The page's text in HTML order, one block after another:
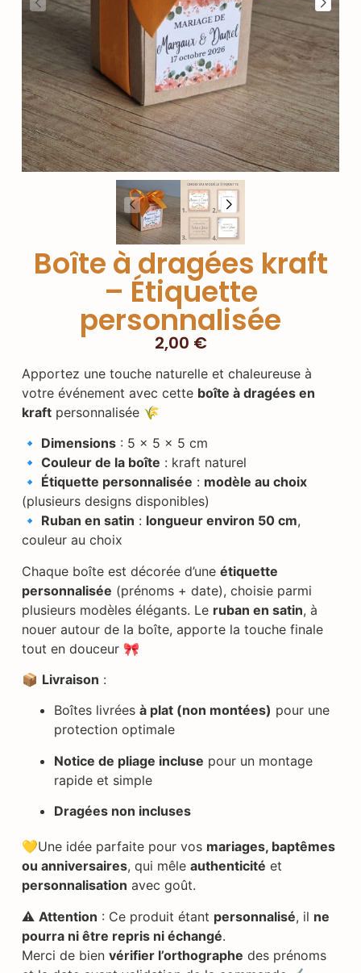
Boîte à dragées kraft
– Étiquette
personnalisée
2,00 €
Apportez une touche naturelle et chaleureuse à
votre événement avec cette boîte à dragées en
kraftpersonnalisée 🌾
🔹 Dimensions: 5 x 5 x 5 cm
🔹 Couleur de la boîte : kraft naturel
🔹 Étiquette personnalisée : modèle au choix
(plusieurs designs disponibles)
🔹 Ruban en satin : longueur environ 50 cm,
couleur au choix
Chaque boîte est décorée d’une étiquette
personnalisée (prénoms + date), choisie parmi
plusieurs modèles élégants. Le ruban en satin, à
nouer autour de la boîte, apporte la touche finale
tout en douceur 🎀
📦 Livraison :
Boîtes livrées à plat (non montées) pour une
protection optimale
Notice de pliage incluse pour un montage
rapide et simple
Dragées non incluses
💛Une idée parfaite pour vos mariages, baptêmes
ou anniversaires, qui mêle authenticité et
personnalisation avec goût.
⚠️ Attention : Ce produit étant personnalisé, il ne
pourra ni être repris ni échangé.
Merci de bien vérifier l’orthographe des prénoms